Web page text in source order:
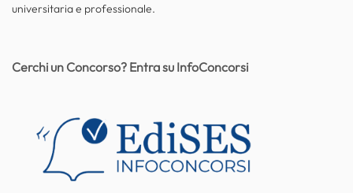
universitaria e professionale.
Cerchi un Concorso? Entra su InfoConcorsi